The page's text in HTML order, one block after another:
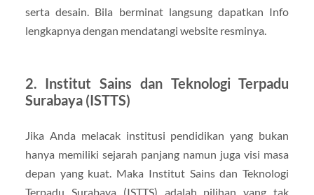
serta desain. Bila berminat langsung dapatkan Info
lengkapnya dengan mendatangi website resminya.
2. Institut Sains dan Teknologi Terpadu
Surabaya (ISTTS)
Jika Anda melacak institusi pendidikan yang bukan
hanya memiliki sejarah panjang namun juga visi masa
depan yang kuat. Maka Institut Sains dan Teknologi
Terpadu Surabaya (ISTTS) adalah pilihan yang tak